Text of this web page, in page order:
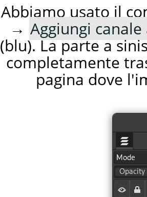
Abbiamo usato il
→ Aggiungi
(blu). La parte a
completamente
pagina dove